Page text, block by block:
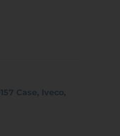
Case, Iveco,